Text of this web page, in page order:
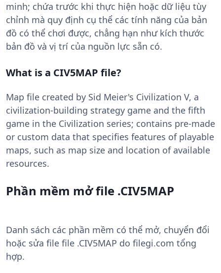
minh; chứa trước khi thực hiện hoặc dữ liệu tùy
chỉnh mà quy định cụ thể các tính năng của bản
đồ có thể chơi được, chẳng hạn như kích thước
bản đồ và vị trí của nguồn lực sẵn có.
What is a CIV5MAP file?
Map file created by Sid Meier's Civilization V, a
civilization-building strategy game and the fifth
game in the Civilization series; contains pre-made
or custom data that specifies features of playable
maps, such as map size and location of available
resources.
Phần mềm mở file .CIV5MAP
Danh sách các phần mềm có thể mở, chuyển đổi
hoặc sửa file file .CIV5MAP do filegi.com tổng
hợp.